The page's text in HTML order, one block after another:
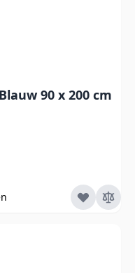
90 x 200 cm